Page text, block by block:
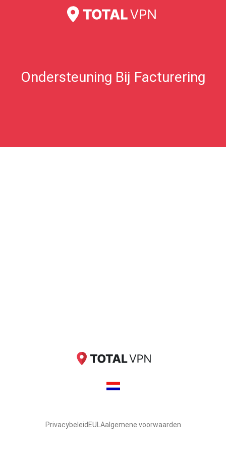
Ondersteuning Bij Facturering
Ik denk dat ik te veel heb betaald?
Privacybeleid EULAalgemene voorwaarden